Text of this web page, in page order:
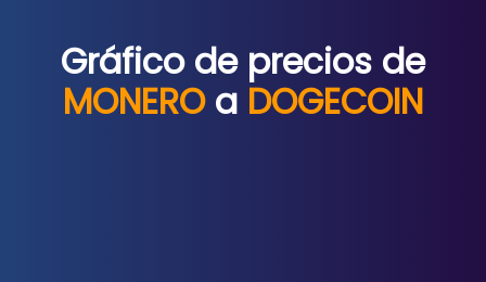
Gráfico de precios de
MONEROa DOGECOIN